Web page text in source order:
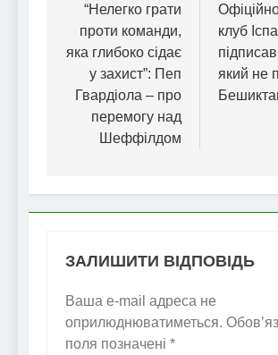
записів
“Нелегко грати
проти команди,
яка глибоко сідає
у захист”: Пеп
Гвардіола – про
перемогу над
Шеффілдом
клуб
який не
ЗАЛИШИТИ ВІДПОВІДЬ
Ваша e-mail адреса не
оприлюднюватиметься.
поля позначені *